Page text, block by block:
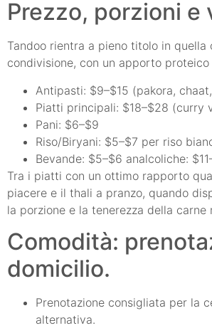
Prezzo, porzioni e
Tandoo rientra a pieno titolo in
condivisione, con un apporto
Antipasti: $9–$15 (pakora,
Piatti principali: $18–$28 (curry
Pani: $6–$9
Riso/Biryani: $5–$7 per riso
Bevande: $5–$6 analcoliche:
Tra i piatti con un ottimo rapporto
piacere e il thali a pranzo, quando
la porzione e la tenerezza della
Comodità:
domicilio.
Prenotazione consigliata per la
alternativa.